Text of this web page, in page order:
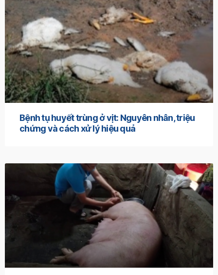
Bệnh tụ huyết trùng ở vịt: Nguyên nhân, triệu
chứng và cách xử lý hiệu quả